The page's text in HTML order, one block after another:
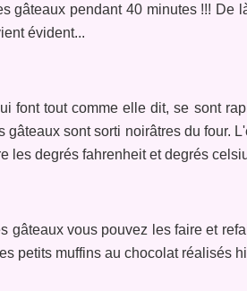
gâteaux pendant 40 minutes !!!
évident...
font tout comme elle dit, se sont
gâteaux sont sorti noirâtres du four.
les degrés fahrenheit et degrés
gâteaux vous pouvez les faire et
petits muffins au chocolat réalisés